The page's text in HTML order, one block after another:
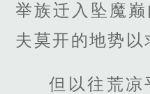
举族迁入坠魔
夫莫开的地势以
但以往荒凉